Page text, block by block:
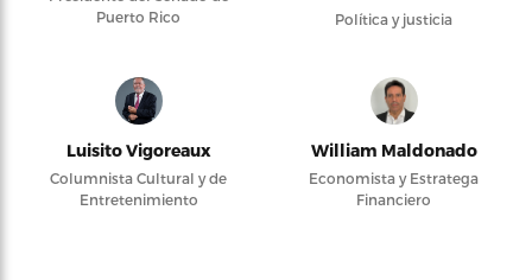
Puerto Rico
Política y justicia
Luisito Vigoreaux
Columnista Cultural y de
Entretenimiento
William Maldonado
Economista y Estratega
Financiero